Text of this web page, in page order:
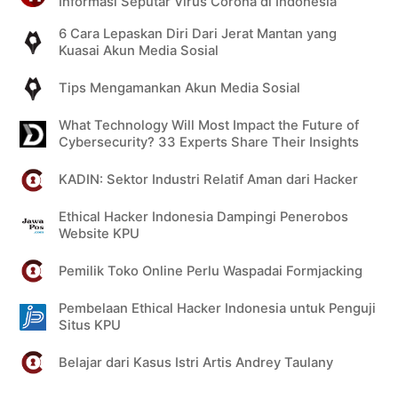
6 Cara Lepaskan Diri Dari Jerat Mantan yang
Kuasai Akun Media Sosial
Tips Mengamankan Akun Media Sosial
What Technology Will Most Impact the Future of
Cybersecurity? 33 Experts Share Their Insights
KADIN: Sektor Industri Relatif Aman dari Hacker
Ethical Hacker Indonesia Dampingi Penerobos
Website KPU
Pemilik Toko Online Perlu Waspadai Formjacking
Pembelaan Ethical Hacker Indonesia untuk Penguji
Situs KPU
Belajar dari Kasus Istri Artis Andrey Taulany